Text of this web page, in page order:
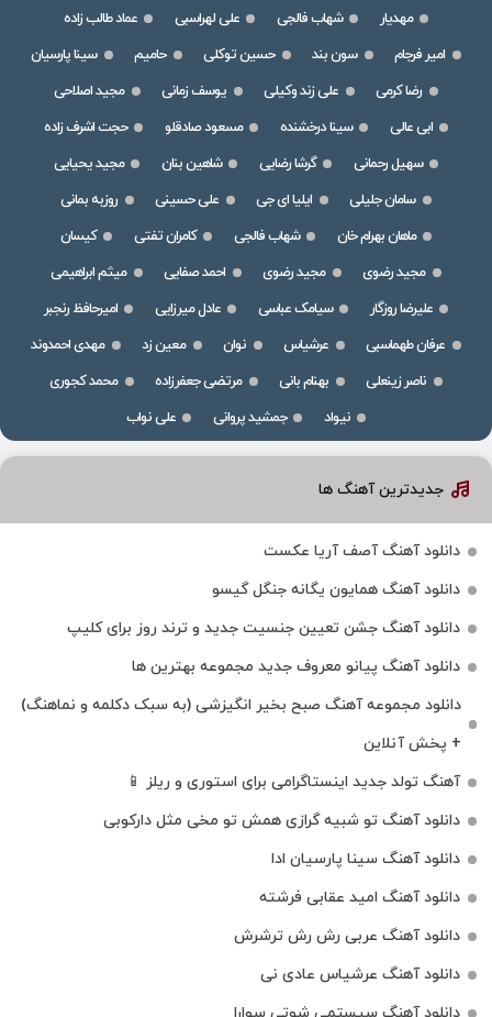
مهدیار
شهاب فالجی علی لهراسبی
عماد طالب زاده
امیر فرجام
سون بند حسین توکلی حامیم
سینا پارسیان
رضا کرمی
علی زند وکیلی یوسف زمانی
مجید اصلاحی
ابی عالی
سینا درخشنده مسعود صادقلو
حجت اشرف زاده
سهیل رحمانی
گرشا رضایی شاهین بنان
مجید یحیایی
سامان جلیلی
ایلیا ای جی علی حسینی
روزبه بمانی
ماهان بهرام خان
شهاب فالجی کامران تفتی
کیسان
مجید رضوی
مجید رضوی احمد صفایی
میثم ابراهیمی
علیرضا روزگار
سیامک عباسی عادل میرزایی
امیرحافظ رنجبر
عرفان طهماسبی
عرشیاس نوان معین زد
مهدی احمدوند
ناصر زینعلی
بهنام بانی مرتضی جعفرزاده
محمد کجوری
نیواد
جمشید پروانی علی نواب
جدیدترین آهنگ ها
دانلود آهنگ آصف آریا عکست
دانلود آهنگ همایون یگانه جنگل گیسو
دانلود آهنگ جشن تعیین جنسیت جدید و ترند روز برای کلیپ
دانلود آهنگ پیانو معروف جدید مجموعه بهترین ها
دانلود مجموعه آهنگ صبح بخیر انگیزشی (به سبک دکلمه و نماهنگ)
+ پخش آنلاین
آهنگ تولد جدید اینستاگرامی برای استوری و ریلز 📱
دانلود آهنگ تو شبیه گرازی همش تو مخی مثل دارکوبی
دانلود آهنگ سینا پارسیان ادا
دانلود آهنگ امید عقابی فرشته
دانلود آهنگ عربی رش رش ترشرش
دانلود آهنگ عرشیاس عادی نی